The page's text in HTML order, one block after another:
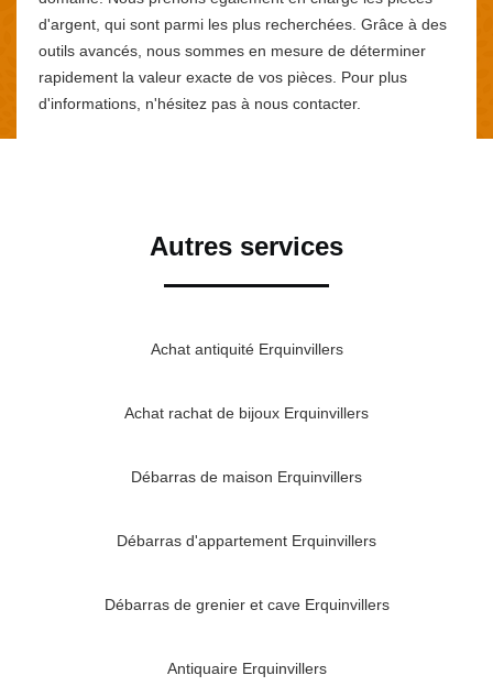
d'argent, qui sont parmi les plus recherchées. Grâce à des
outils avancés, nous sommes en mesure de déterminer
rapidement la valeur exacte de vos pièces. Pour plus
d'informations, n'hésitez pas à nous contacter.
Autres services
Achat antiquité Erquinvillers
Achat rachat de bijoux Erquinvillers
Débarras de maison Erquinvillers
Débarras d'appartement Erquinvillers
Débarras de grenier et cave Erquinvillers
Antiquaire Erquinvillers